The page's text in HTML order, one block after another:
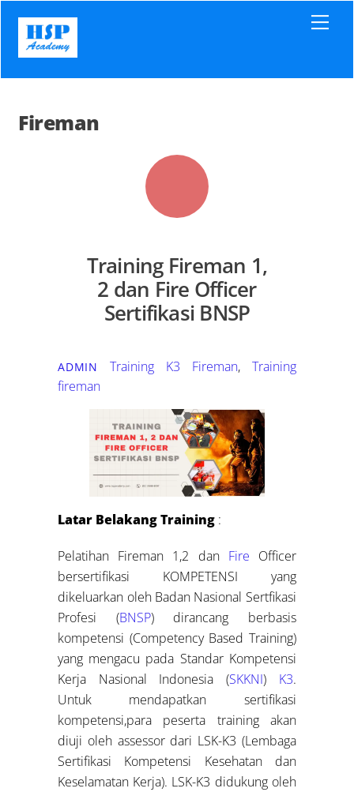
content
Fireman
Training Fireman 1,
2 dan Fire Officer
Sertifikasi BNSP
ADMIN Training K3 Fireman, Training
fireman
Latar Belakang Training :
Pelatihan Fireman 1,2 dan Fire Officer
bersertifikasi KOMPETENSI yang
dikeluarkan oleh Badan Nasional Sertfikasi
Profesi (BNSP) dirancang berbasis
kompetensi (Competency Based Training)
yang mengacu pada Standar Kompetensi
Kerja Nasional Indonesia (SKKNI) K3.
Untuk mendapatkan sertifikasi
kompetensi,para peserta training akan
diuji oleh assessor dari LSK-K3 (Lembaga
Sertifikasi Kompetensi Kesehatan dan
Keselamatan Kerja). LSK-K3 didukung oleh